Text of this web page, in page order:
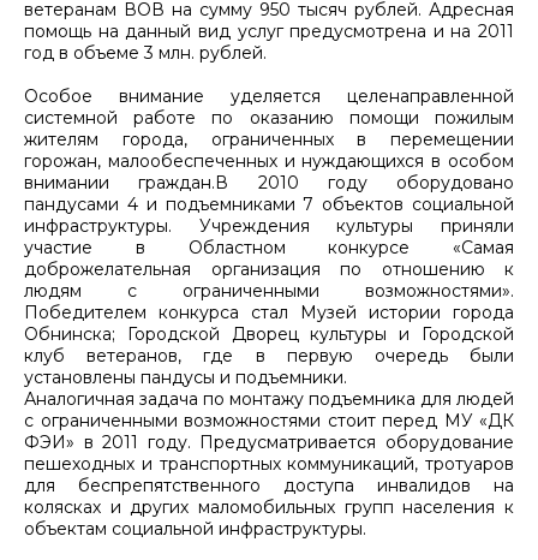
ветеранам ВОВ на сумму 950 тысяч рублей. Адресная
помощь на данный вид услуг предусмотрена и на 2011
год в объеме 3 млн. рублей.
Особое внимание уделяется целенаправленной
системной работе по оказанию помощи пожилым
жителям города, ограниченных в перемещении
горожан, малообеспеченных и нуждающихся в особом
внимании граждан.В 2010 году оборудовано
пандусами 4 и подъемниками 7 объектов социальной
инфраструктуры. Учреждения культуры приняли
участие в Областном конкурсе «Самая
доброжелательная организация по отношению к
людям с ограниченными возможностями».
Победителем конкурса стал Музей истории города
Обнинска; Городской Дворец культуры и Городской
клуб ветеранов, где в первую очередь были
установлены пандусы и подъемники.
Аналогичная задача по монтажу подъемника для людей
с ограниченными возможностями стоит перед МУ «ДК
ФЭИ» в 2011 году. Предусматривается оборудование
пешеходных и транспортных коммуникаций, тротуаров
для беспрепятственного доступа инвалидов на
колясках и других маломобильных групп населения к
объектам социальной инфраструктуры.